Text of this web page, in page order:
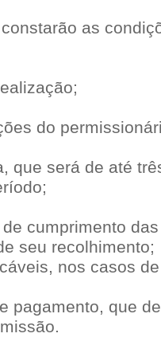
as
do
que será de até
cumprimento
seu recolhimento;
nos casos
pagamento, que